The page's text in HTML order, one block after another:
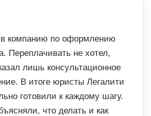
компанию по оформлению
Переплачивать не хотел,
лишь консультационное
В итоге юристы Легалити
готовили к каждому шагу.
что делать и как